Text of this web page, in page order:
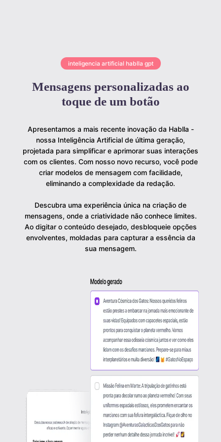
inteligencia artificial hablla gpt
Mensagens personalizadas ao
toque de um botão
Apresentamos a mais recente inovação da Hablla -
nossa Inteligência Artificial de última geração,
projetada para simplificar e aprimorar suas interações
com os clientes. Com nosso novo recurso, você pode
criar modelos de mensagem com facilidade,
eliminando a complexidade da redação.
Descubra uma experiência única na criação de
mensagens, onde a criatividade não conhece limites.
Ao digitar o conteúdo desejado, desbloqueie opções
envolventes, moldadas para capturar a essência da
sua mensagem.